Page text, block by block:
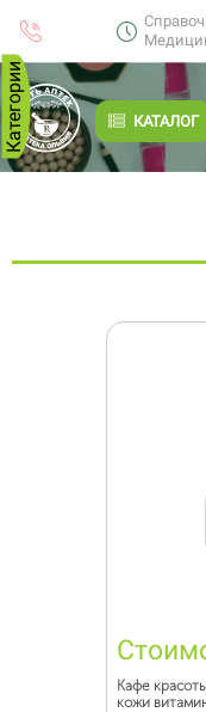
КАТАЛОГ
Категории
Кафе
кожи